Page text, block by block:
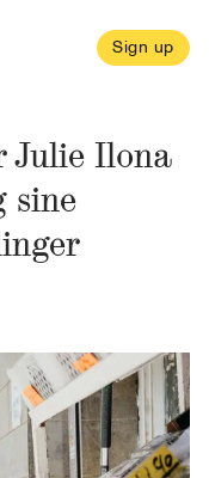
Sign up
Julie Ilona
sine